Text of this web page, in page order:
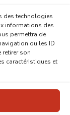
des technologies
informations des
permettra de
ou les ID
retirer son
caractéristiques et